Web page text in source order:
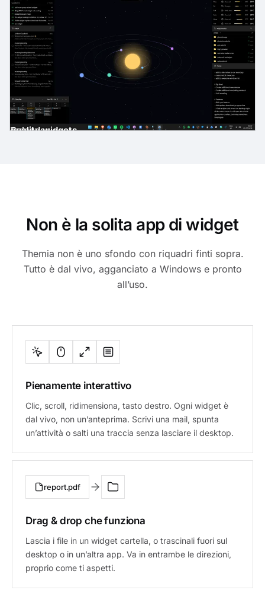
Email
Calendar
quality widgets
Non è la solita app di widget
Themia non è uno sfondo con riquadri finti sopra.
Tutto è dal vivo, agganciato a Windows e pronto
all’uso.
Pienamente interattivo
Clic, scroll, ridimensiona, tasto destro. Ogni widget è
dal vivo, non un’anteprima. Scrivi una mail, spunta
un’attività o salti una traccia senza lasciare il desktop.
report.pdf
Drag & drop che funziona
Lascia i file in un widget cartella, o trascinali fuori sul
desktop o in un’altra app. Va in entrambe le direzioni,
proprio come ti aspetti.